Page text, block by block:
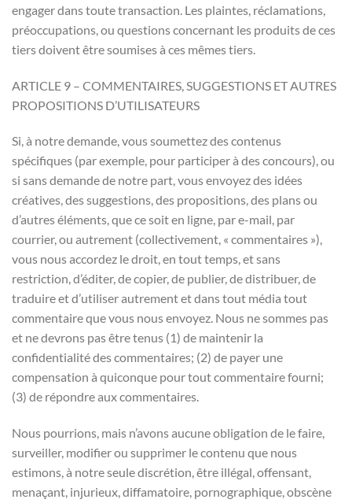
engager dans toute transaction. Les plaintes, réclamations,
préoccupations, ou questions concernant les produits de ces
tiers doivent être soumises à ces mêmes tiers.
ARTICLE 9 – COMMENTAIRES, SUGGESTIONS ET AUTRES
PROPOSITIONS D’UTILISATEURS
Si, à notre demande, vous soumettez des contenus
spécifiques (par exemple, pour participer à des concours), ou
si sans demande de notre part, vous envoyez des idées
créatives, des suggestions, des propositions, des plans ou
d’autres éléments, que ce soit en ligne, par e-mail, par
courrier, ou autrement (collectivement, « commentaires »),
vous nous accordez le droit, en tout temps, et sans
restriction, d’éditer, de copier, de publier, de distribuer, de
traduire et d’utiliser autrement et dans tout média tout
commentaire que vous nous envoyez. Nous ne sommes pas
et ne devrons pas être tenus (1) de maintenir la
confidentialité des commentaires; (2) de payer une
compensation à quiconque pour tout commentaire fourni;
(3) de répondre aux commentaires.
Nous pourrions, mais n’avons aucune obligation de le faire,
surveiller, modifier ou supprimer le contenu que nous
estimons, à notre seule discrétion, être illégal, offensant,
menaçant, injurieux, diffamatoire, pornographique, obscène